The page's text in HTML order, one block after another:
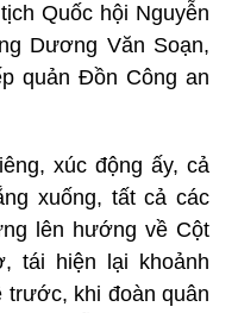
Quốc hội Nguyễn
Dương Văn Soạn,
quản Đồn Công an
xúc động ấy, cả
xuống, tất cả các
lên hướng về Cột
tái hiện lại khoảnh
trước, khi đoàn quân